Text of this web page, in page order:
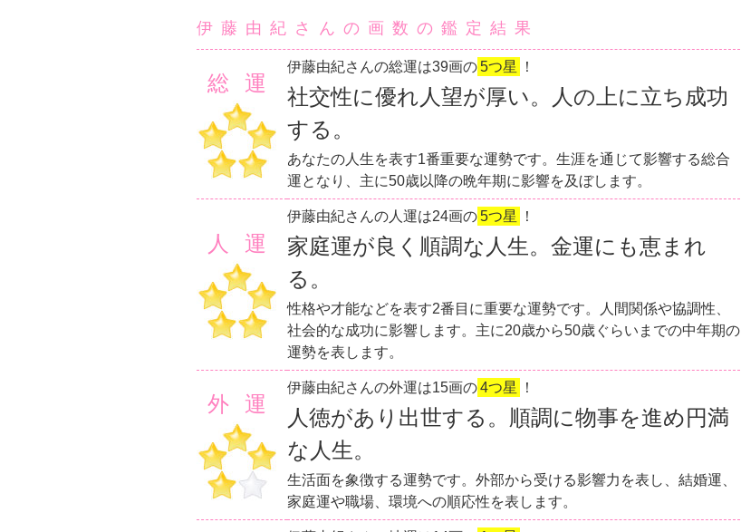
伊藤由紀さんの画数の鑑定結果
総運
伊藤由紀さんの総運は39画の5つ星 ！
社交性に優れ人望が厚い。人の上に立ち成功
する。
あなたの人生を表す1番重要な運勢です。生涯を通じて影響する総合
運となり、主に50歳以降の晩年期に影響を及ぼします。
人運
伊藤由紀さんの人運は24画の5つ星 ！
家庭運が良く順調な人生。金運にも恵まれ
る。
性格や才能などを表す2番目に重要な運勢です。人間関係や協調性、
社会的な成功に影響します。主に20歳から50歳ぐらいまでの中年期の
運勢を表します。
外運
伊藤由紀さんの外運は15画の4つ星 ！
人徳があり出世する。順調に物事を進め円満
な人生。
生活面を象徴する運勢です。外部から受ける影響力を表し、結婚運、
家庭運や職場、環境への順応性を表します。